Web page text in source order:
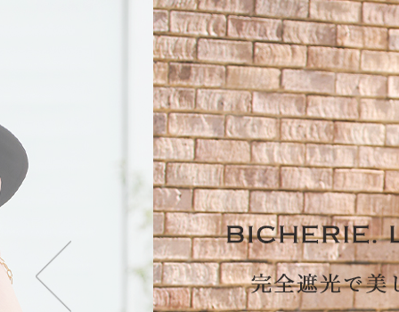
日傘
長傘
・Sサイズ（親骨
中棒伸縮タイプの使い
りサイズ。
・Ｍサイズ(親骨
一般的に使われている
同サイズ。
折りたたみ傘
・2段タイプ(親骨
折りたたむのが楽で長
も持てます。
・3段タイプ(親骨